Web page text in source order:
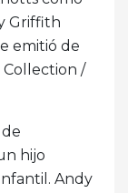
Griffith
emitió de
Collection /
hijo
Andy